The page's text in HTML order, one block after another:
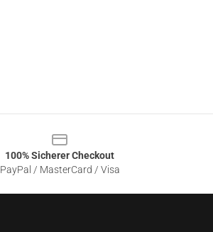
100% Sicherer Checkout
PayPal / MasterCard / Visa